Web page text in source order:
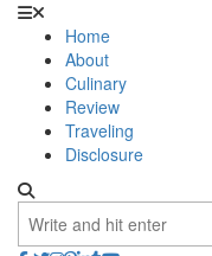
Home
About
Culinary
Review
Traveling
Disclosure